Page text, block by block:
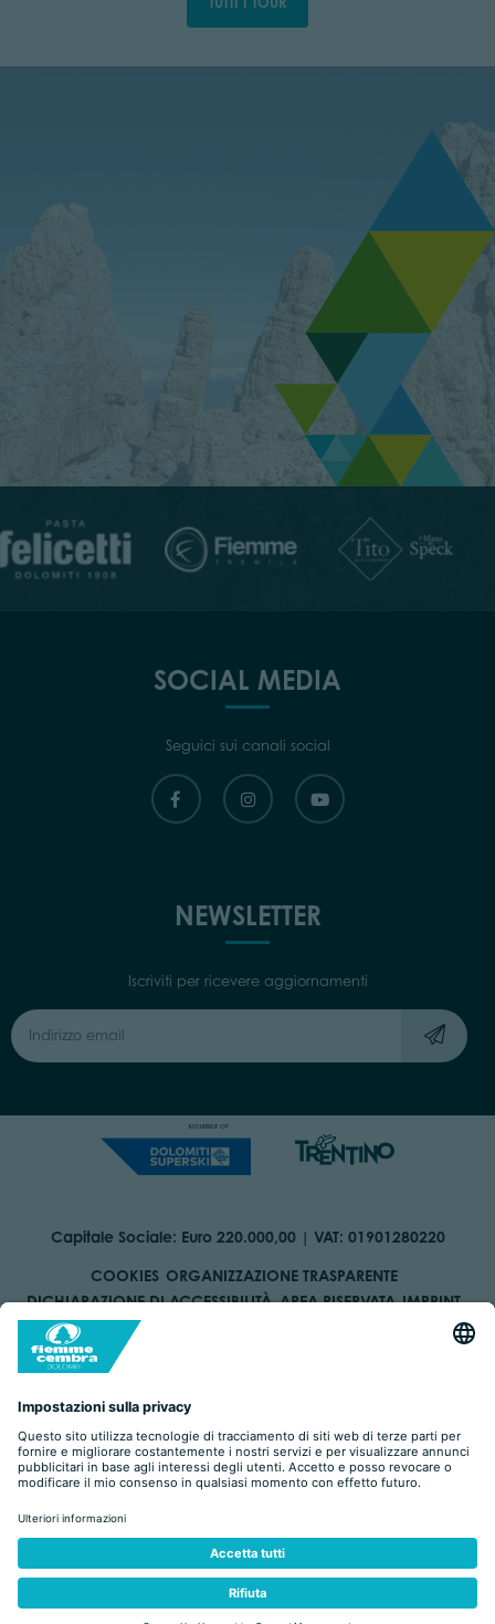
SOCIAL MEDIA
Seguici sui canali social
NEWSLETTER
Iscriviti per ricevere aggiornamenti
Capitale Sociale: Euro 220.000,00 | VAT: 01901280220
COOKIES ORGANIZZAZIONE TRASPARENTE
DICHIARAZIONE DI ACCESSIBILITÀ AREA RISERVATA IMPRINT